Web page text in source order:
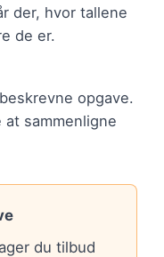
der, hvor tallene
de er.
opgave.
sammenligne
du tilbud